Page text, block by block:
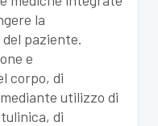
la
paziente.
e
corpo, di
utilizzo di
di